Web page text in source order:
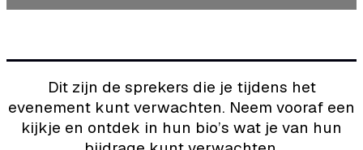
Dit zijn de sprekers die je tijdens het
evenement kunt verwachten. Neem vooraf een
kijkje en ontdek in hun bio’s wat je van hun